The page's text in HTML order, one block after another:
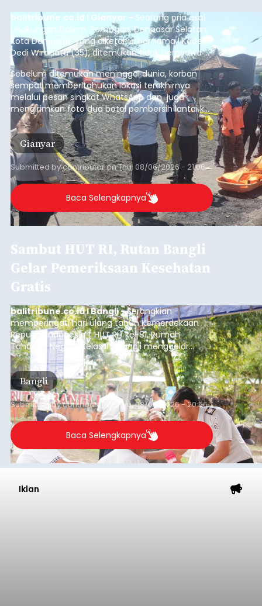
balitribune.co.id I Gianyar - Seorang pria asal
Lingkungan Dalem, Pemogan, Denpasar Selatan,
Kota Denpasar, yang diketahui bernama I Kadek
Dedi Wiranata (35), ditemukan tidak bernyawa di
pesisir Pantai Purnama, Sukawati.
Sebelum ditemukan meninggal dunia, korban
sempat memberitahukan lokasi terakhirnya
melalui pesan singkat WhatsApp dan juga
mengirimkan foto dua botol pembersih lantai ke
istrinya.
Gianyar
Submitted bycontributoronThu, 08/06/2026 - 21:06
Baca Selengkapnya
Sambut HUT RI, Rutan Bangli
Gelar Pemeriksaan Kesehatan
Gratis
balitribune.co.id I Bangli -Serangkian
memperingati hari ulang tahun Kemerdekaan
Republik Indonesia ( HUT RI) ke-81, Rumah
Tahanan Negara Kelas II B Bangli menggelar
kegiatan pemeriksaan kesehatan gratis, Rabu
(6/8/2026).
Bangli
Submitted bycontributor Thu, 08/06/2026 - 20:56
Baca Selengkapnya
Iklan